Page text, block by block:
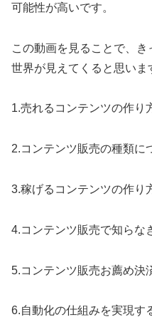
可能性が高いです。
この動画を見ることで、
世界が見えてくると思いま
1.売れるコンテンツの作り
2.コンテンツ販売の種類に
3.稼げるコンテンツの作り
4.コンテンツ販売で知らな
5.コンテンツ販売お薦め決
6.自動化の仕組みを実現す